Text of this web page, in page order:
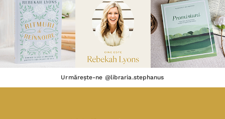
Urmărește-ne @libraria.stephanus